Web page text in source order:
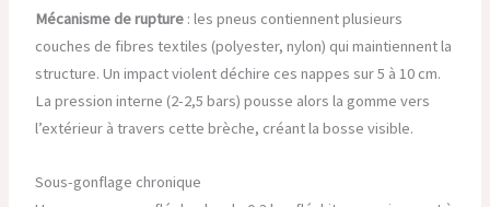
Mécanisme de rupture: les pneus contiennent plusieurs
couches de fibres textiles (polyester, nylon) qui maintiennent la
structure. Un impact violent déchire ces nappes sur 5 à 10 cm.
La pression interne (2-2,5 bars) pousse alors la gomme vers
l’extérieur à travers cette brèche, créant la bosse visible.
Sous-gonflage chronique